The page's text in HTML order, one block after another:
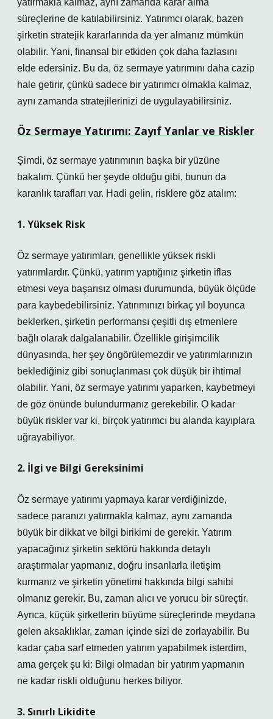
yatırmakla kalmaz, aynı zamanda karar alma
süreçlerine de katılabilirsiniz. Yatırımcı olarak, bazen
şirketin stratejik kararlarında da yer almanız mümkün
olabilir. Yani, finansal bir etkiden çok daha fazlasını
elde edersiniz. Bu da, öz sermaye yatırımını daha cazip
hale getirir, çünkü sadece bir yatırımcı olmakla kalmaz,
aynı zamanda stratejilerinizi de uygulayabilirsiniz.
Öz Sermaye Yatırımı: Zayıf Yanlar ve Riskler
Şimdi, öz sermaye yatırımının başka bir yüzüne
bakalım. Çünkü her şeyde olduğu gibi, bunun da
karanlık tarafları var. Hadi gelin, risklere göz atalım:
1. Yüksek Risk
Öz sermaye yatırımları, genellikle yüksek riskli
yatırımlardır. Çünkü, yatırım yaptığınız şirketin iflas
etmesi veya başarısız olması durumunda, büyük ölçüde
para kaybedebilirsiniz. Yatırımınızı birkaç yıl boyunca
beklerken, şirketin performansı çeşitli dış etmenlere
bağlı olarak dalgalanabilir. Özellikle girişimcilik
dünyasında, her şey öngörülemezdir ve yatırımlarınızın
beklediğiniz gibi sonuçlanması çok düşük bir ihtimal
olabilir. Yani, öz sermaye yatırımı yaparken, kaybetmeyi
de göz önünde bulundurmanız gerekebilir. O kadar
büyük riskler var ki, birçok yatırımcı bu alanda kayıplara
uğrayabiliyor.
2. İlgi ve Bilgi Gereksinimi
Öz sermaye yatırımı yapmaya karar verdiğinizde,
sadece paranızı yatırmakla kalmaz, aynı zamanda
büyük bir dikkat ve bilgi birikimi de gerekir. Yatırım
yapacağınız şirketin sektörü hakkında detaylı
araştırmalar yapmanız, doğru insanlarla iletişim
kurmanız ve şirketin yönetimi hakkında bilgi sahibi
olmanız gerekir. Bu, zaman alıcı ve yorucu bir süreçtir.
Ayrıca, küçük şirketlerin büyüme süreçlerinde meydana
gelen aksaklıklar, zaman içinde sizi de zorlayabilir. Bu
kadar çaba sarf etmeden yatırım yapabilmek isterdim,
ama gerçek şu ki: Bilgi olmadan bir yatırım yapmanın
ne kadar riskli olduğunu herkes biliyor.
3. Sınırlı Likidite